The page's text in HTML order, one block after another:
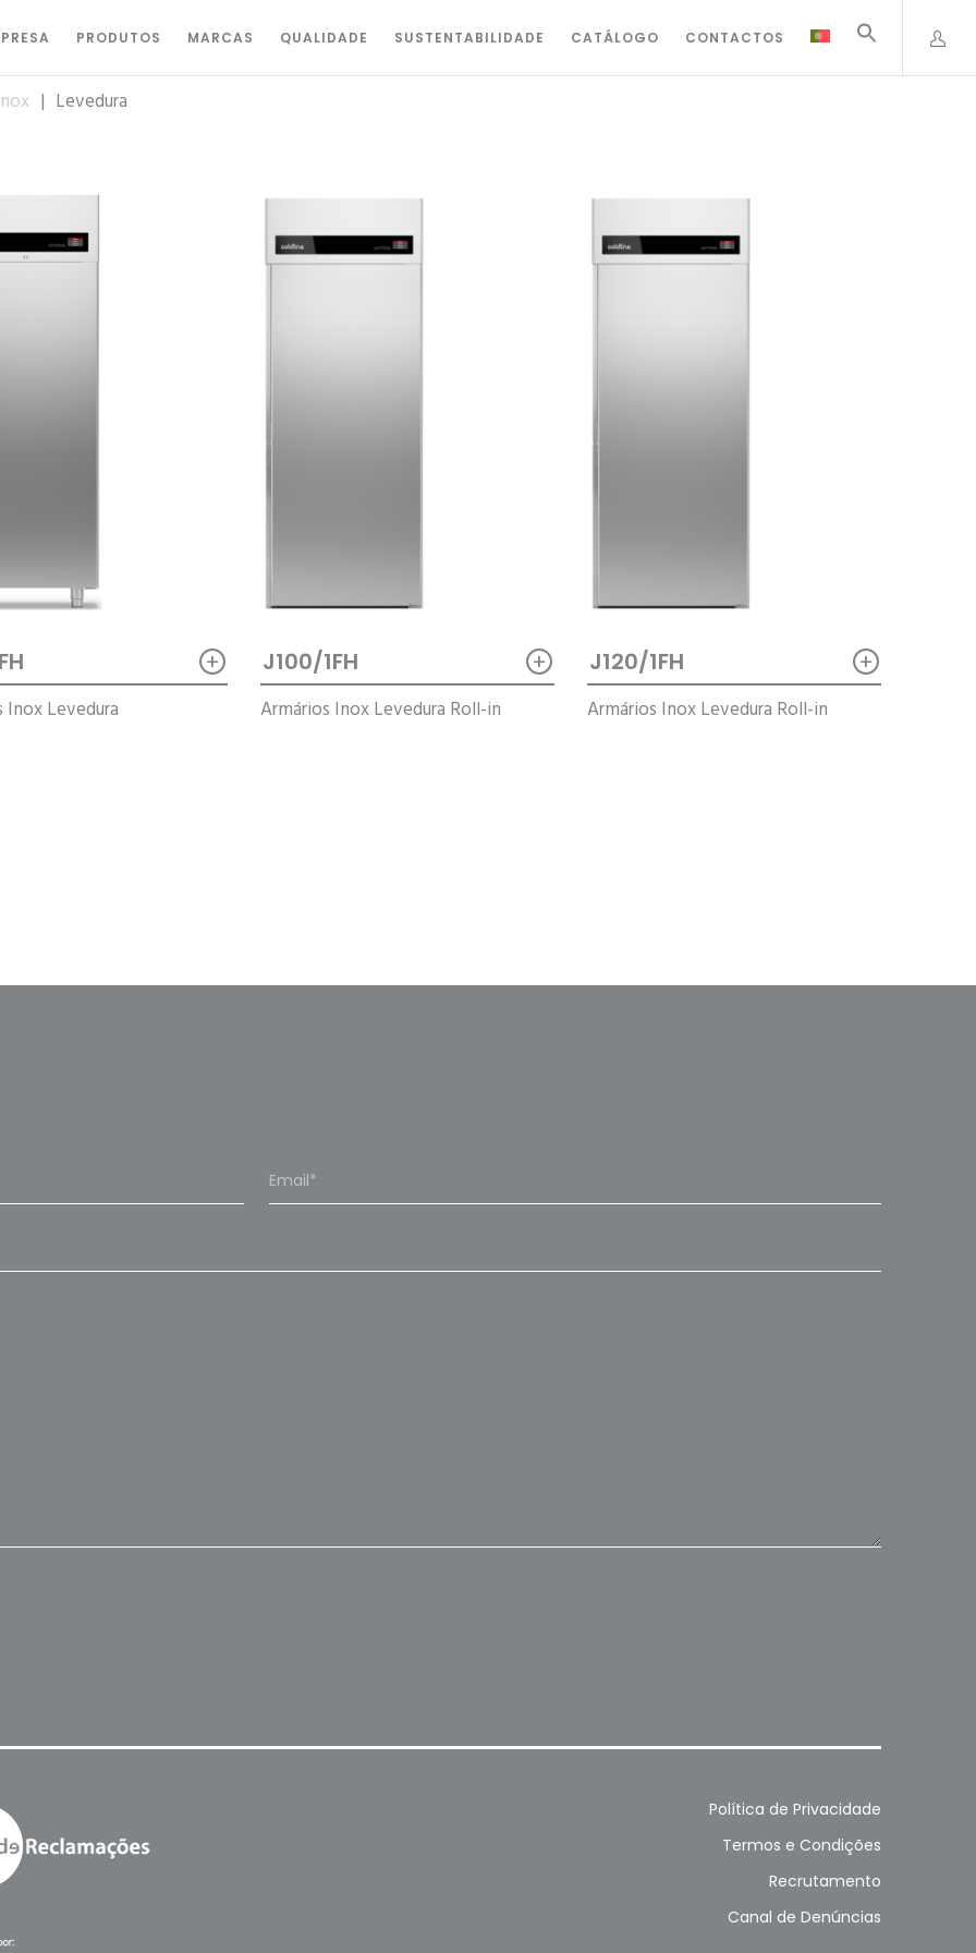
PRODUTOS MARCAS QUALIDADE SUSTENTABILIDADE CATÁLOGO CONTACTOS
| Levedura
+
Inox Levedura
J100/1FH +
Armários Inox Levedura Roll-in
J120/1FH +
Armários Inox Levedura Roll-in
Política de Privacidade
Termos e Condições
Recrutamento
Canal de Denúncias